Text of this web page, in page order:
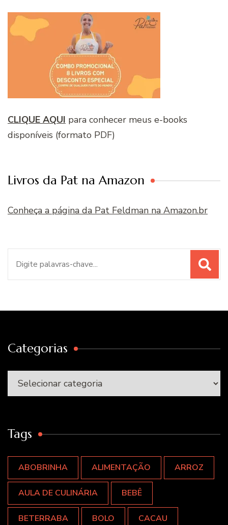
CLIQUE AQUI para conhecer meus e-books
disponíveis (formato PDF)
Livros da Pat na Amazon
Conheça a página da Pat Feldman na Amazon.br
Categorias
Categorias
Tags
ABOBRINHA ALIMENTAÇÃO ARROZ
AULA DE CULINÁRIA BEBÊ
BETERRABA BOLO CACAU